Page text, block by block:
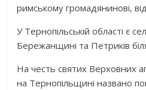
римському громадянинові,
У Тернопільській області є
Бережанщині та Петриків
На честь святих Верховних
на Тернопільщині названо